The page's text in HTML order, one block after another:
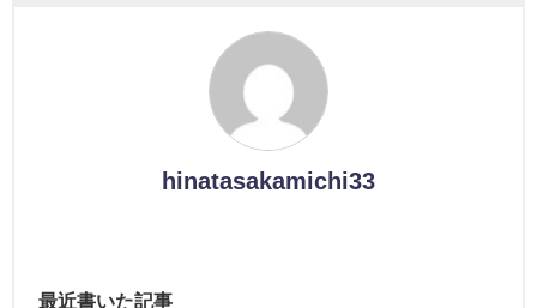
hinatasakamichi33
最近書いた記事